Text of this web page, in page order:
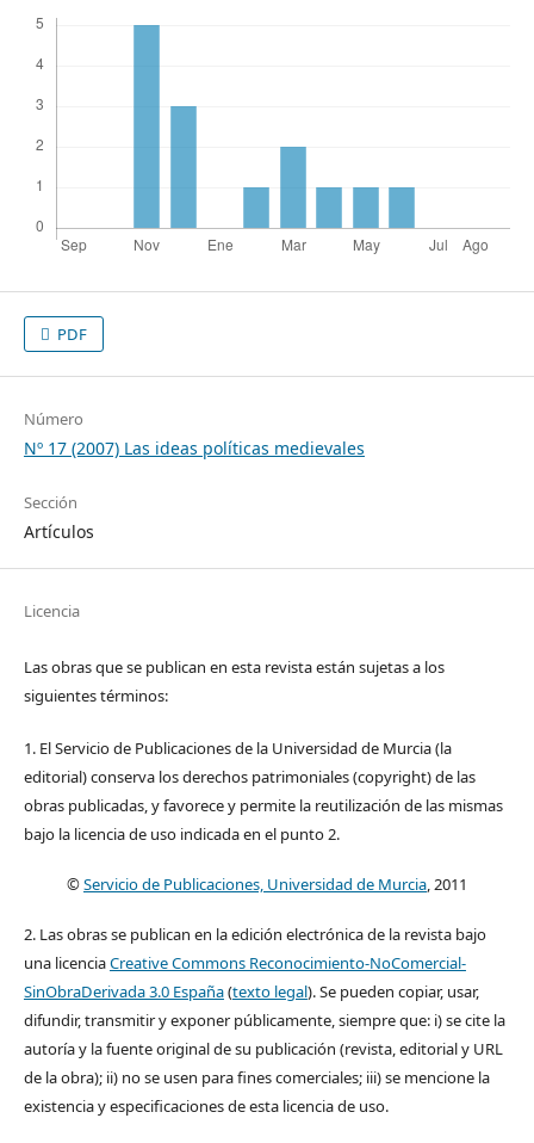
PDF
Número
Nº 17 (2007) Las ideas políticas medievales
Sección
Artículos
Licencia
Las obras que se publican en esta revista están sujetas a los
siguientes términos:
1. El Servicio de Publicaciones de la Universidad de Murcia (la
editorial) conserva los derechos patrimoniales (copyright) de las
obras publicadas, y favorece y permite la reutilización de las mismas
bajo la licencia de uso indicada en el punto 2.
©Servicio de Publicaciones, Universidad de Murcia, 2011
2. Las obras se publican en la edición electrónica de la revista bajo
una licenciaCreative Commons Reconocimiento-NoComercial-
SinObraDerivada 3.0 España(texto legal). Se pueden copiar, usar,
difundir, transmitir y exponer públicamente, siempre que: i) se cite la
autoría y la fuente original de su publicación (revista, editorial y URL
de la obra); ii) no se usen para fines comerciales; iii) se mencione la
existencia y especificaciones de esta licencia de uso.